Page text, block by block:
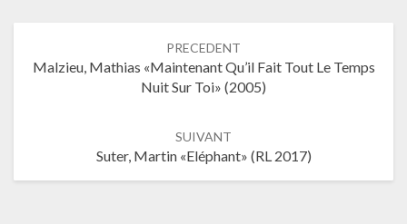
les
PRECEDENT
Malzieu, Mathias «Maintenant Qu’il Fait Tout Le Temps
Nuit Sur Toi» (2005)
SUIVANT
Suter, Martin «Eléphant» (RL 2017)